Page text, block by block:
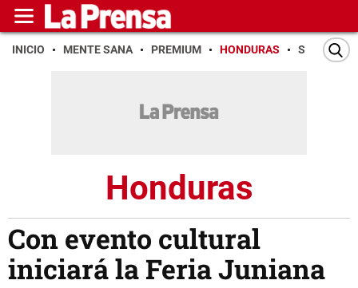
INICIO MENTE SANA PREMIUM HONDURAS SAN PEDRO
Honduras
Con evento cultural
iniciará la Feria Juniana